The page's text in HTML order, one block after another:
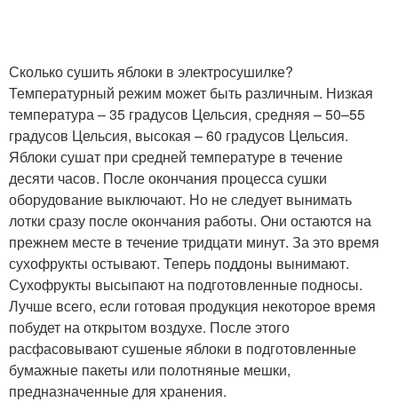
Сколько сушить яблоки в электросушилке?
Температурный режим может быть различным. Низкая
температура – 35 градусов Цельсия, средняя – 50–55
градусов Цельсия, высокая – 60 градусов Цельсия.
Яблоки сушат при средней температуре в течение
десяти часов. После окончания процесса сушки
оборудование выключают. Но не следует вынимать
лотки сразу после окончания работы. Они остаются на
прежнем месте в течение тридцати минут. За это время
сухофрукты остывают. Теперь поддоны вынимают.
Сухофрукты высыпают на подготовленные подносы.
Лучше всего, если готовая продукция некоторое время
побудет на открытом воздухе. После этого
расфасовывают сушеные яблоки в подготовленные
бумажные пакеты или полотняные мешки,
предназначенные для хранения.